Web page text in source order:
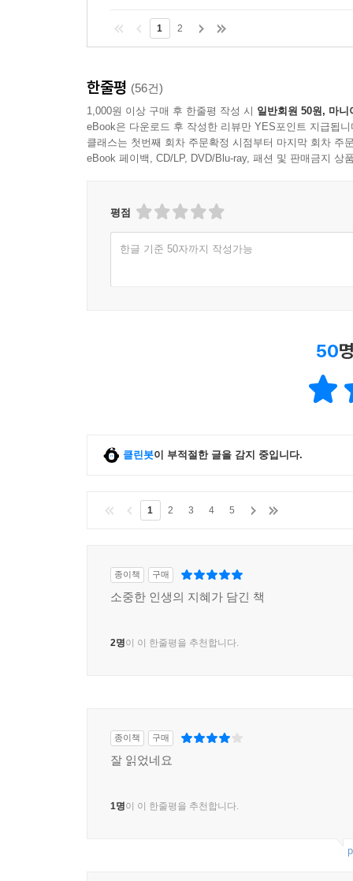
1 2
한줄평 (56건)
1,000원 이상 구매 후 한줄평 작성 시 일반회원 50원, 마니
eBook은 다운로드 후 작성한 리뷰만 YES포인트 지급됩니
클래스는 첫번째 회차 주문확정 시점부터 마지막 회차 주
eBook 페이백, CD/LP, DVD/Blu-ray, 패션 및 판매금지 상
평점
한글 기준 50자까지 작성가능
50
클린봇이 부적절한 글을 감지 중입니다.
1 2 3 4 5
종이책 구매
소중한 인생의 지혜가 담긴 책
2명이 이 한줄평을 추천합니다.
종이책 구매
잘 읽었네요
1명이 이 한줄평을 추천합니다.